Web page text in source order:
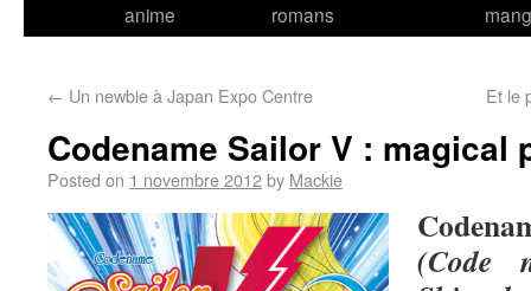
anime
romans
← Un newbie à Japan Expo Centre Et le
Codename Sailor V : magical
Posted on 1 novembre 2012by Mackie
(Code